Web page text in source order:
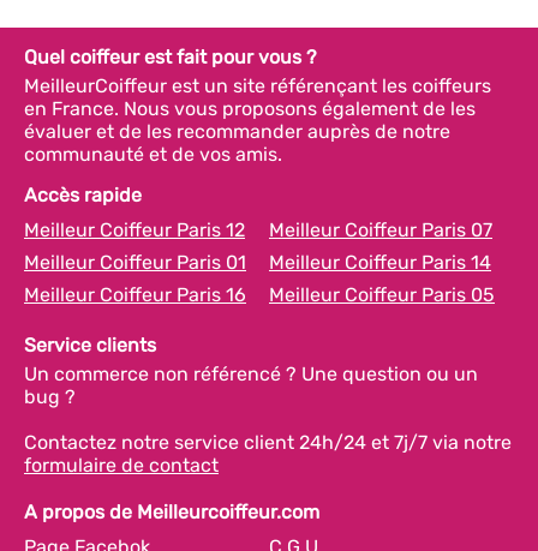
Quel coiffeur est fait pour vous ?
MeilleurCoiffeur est un site référençant les coiffeurs
en France. Nous vous proposons également de les
évaluer et de les recommander auprès de notre
communauté et de vos amis.
Accès rapide
Meilleur Coiffeur Paris 12
Meilleur Coiffeur Paris 07
Meilleur Coiffeur Paris 01
Meilleur Coiffeur Paris 14
Meilleur Coiffeur Paris 16
Meilleur Coiffeur Paris 05
Service clients
Un commerce non référencé ? Une question ou un
bug ?
Contactez notre service client 24h/24 et 7j/7 via notre
formulaire de contact
A propos de Meilleurcoiffeur.com
Page Facebok
C.G.U